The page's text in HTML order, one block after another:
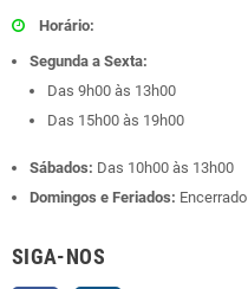
Horário:
Segunda a Sexta:
Das 9h00 às 13h00
Das 15h00 às 19h00
Sábados: Das 10h00 às 13h00
Domingos e Feriados: Encerrado
SIGA-NOS